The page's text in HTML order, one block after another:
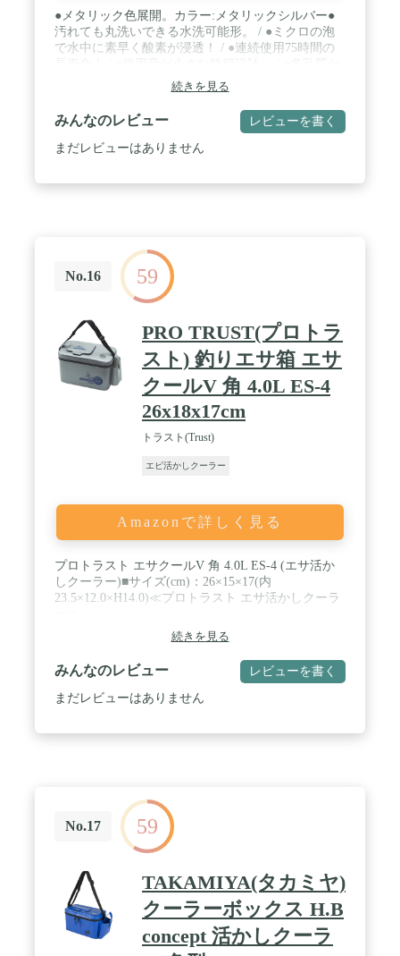
●メタリック色展開。カラー:メタリックシルバー●
汚れても丸洗いできる水洗可能形。 / ●ミクロの泡
で水中に素早く酸素が浸透！ / ●連続使用75時間の
ラミックストーンが細かい泡を作る。
続きを見る
みんなのレビュー レビューを書く
まだレビューはありません
No.16 59
PRO TRUST(プロトラ
スト) 釣りエサ箱 エサ
クールV 角 4.0L ES-4
26x18x17cm
トラスト(Trust)
エビ活かしクーラー
Amazonで詳しく見る
プロトラスト エサクールV 角 4.0L ES-4 (エサ活か
しクーラー)■サイズ(cm)：26×15×17(内
23.5×12.0×H14.0)≪プロトラスト エサ活かしクーラ
続きを見る
みんなのレビュー レビューを書く
まだレビューはありません
No.17 59
TAKAMIYA(タカミヤ)
クーラーボックス H.B
concept 活かしクーラ